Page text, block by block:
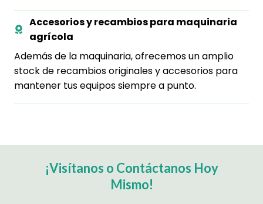
Accesorios y recambios para maquinaria
agrícola
Además de la maquinaria, ofrecemos un amplio
stock de recambios originales y accesorios para
mantener tus equipos siempre a punto.
¡Visítanos o Contáctanos Hoy
Mismo!